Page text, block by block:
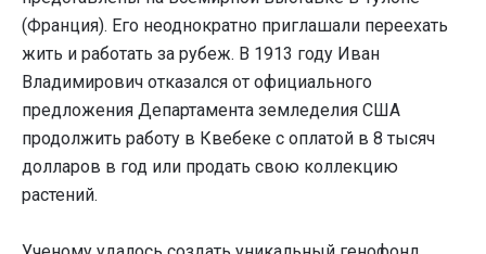
(Франция). Его неоднократно приглашали переехать
жить и работать за рубеж. В 1913 году Иван
Владимирович отказался от официального
предложения Департамента земледелия США
продолжить работу в Квебеке с оплатой в 8 тысяч
долларов в год или продать свою коллекцию
растений.